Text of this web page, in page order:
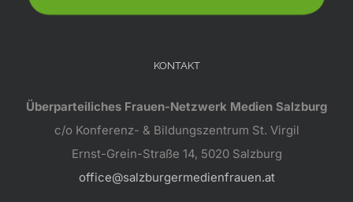
KONTAKT
Überparteiliches Frauen-Netzwerk Medien Salzburg
c/o Konferenz- & Bildungszentrum St. Virgil
Ernst-Grein-Straße 14, 5020 Salzburg
office@salzburgermedienfrauen.at